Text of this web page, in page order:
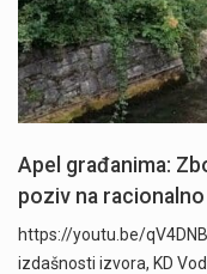
Apel građanima:
poziv na
https://youtu.be/
izdašnosti izvora, KD